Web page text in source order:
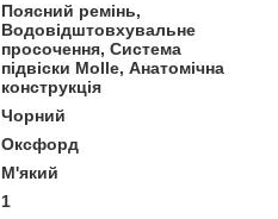
Поясний ремінь,
Водовідштовхувальне
просочення, Система
підвіски Molle, Анатомічна
конструкція
Чорний
Оксфорд
М'який
1